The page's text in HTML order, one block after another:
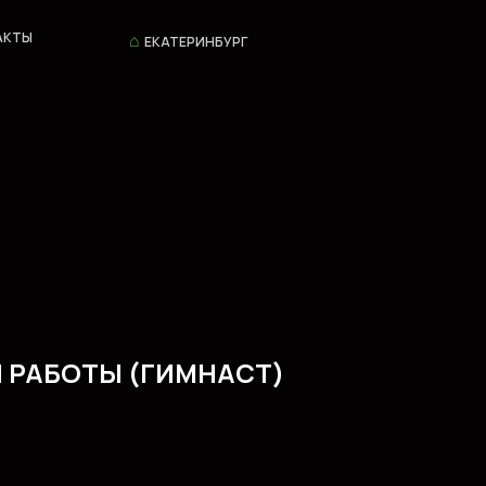
⌂ ЕКАТЕРИНБУРГ
РАБОТЫ (ГИМНАСТ)